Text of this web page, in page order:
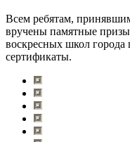
Всем ребятам,
вручены памятные
воскресных школ
сертификаты.